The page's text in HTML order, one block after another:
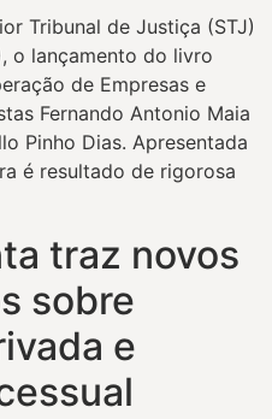
Tribunal de Justiça (STJ)
o lançamento do livro
de Empresas e
Fernando Antonio Maia
Pinho Dias. Apresentada
é resultado de rigorosa
traz novos
sobre
e